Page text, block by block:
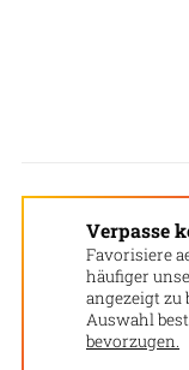
Verpasse
Favorisiere
häufiger
angezeigt
Auswahl
bevorzugen.